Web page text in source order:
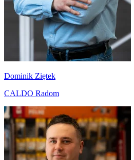
Dominik Ziętek
CALDO Radom